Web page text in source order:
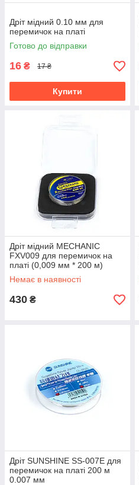
Дріт мідний 0.10 мм для
перемичок на платі
Готово до відправки
16 ₴ 17 ₴
Купити
Дріт мідний MECHANIC
FXV009 для перемичок на
платі (0,009 мм * 200 м)
Немає в наявності
430 ₴
Дріт SUNSHINE SS-007E для
перемичок на платі 200 м
0.007 мм